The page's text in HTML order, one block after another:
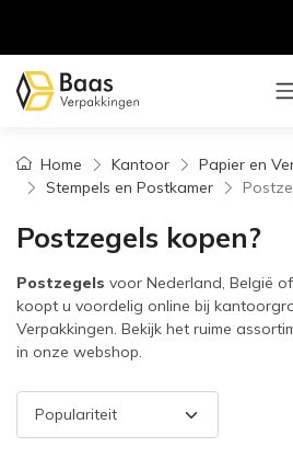
Home Kantoor
Papier en
Stempels en Postkamer
Postzegels kopen?
Postzegels voor Nederland, België
koopt u voordelig online bij
Verpakkingen. Bekijk het ruime
in onze webshop.